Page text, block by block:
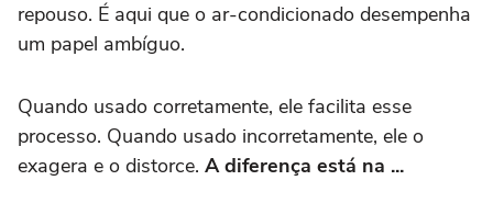
repouso. É aqui que o ar-condicionado desempenha
um papel ambíguo.
Quando usado corretamente, ele facilita esse
processo. Quando usado incorretamente, ele o
exagera e o distorce. A diferença está na ...